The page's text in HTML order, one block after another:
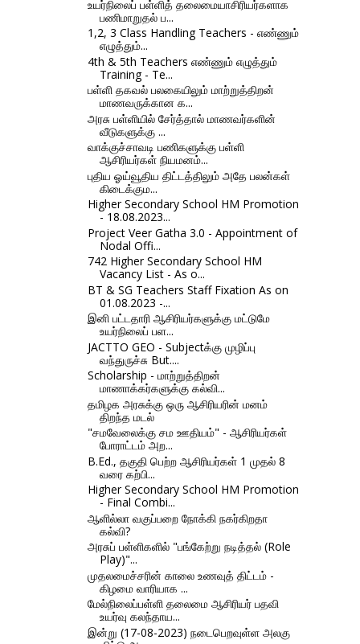
உயர்நிலைப் பள்ளித் தலைமையாசிரியர்களாக
பணிமாறுதல் ப...
1,2, 3 Class Handling Teachers - எண்ணும்
எழுத்தும்...
4th & 5th Teachers எண்ணும் எழுத்தும்
Training - Te...
பள்ளி தகவல் பலகையிலும் மாற்றுத்திறன்
மாணவருக்கான க...
அரசு பள்ளியில் சேர்த்தால் மாணவர்களின்
வீடுகளுக்கு ...
வாக்குச்சாவடி பணிகளுக்கு பள்ளி
ஆசிரியர்கள் நியமனம்...
புதிய ஓய்வூதிய திட்டத்திலும் அதே பலன்கள்
கிடைக்கும...
Higher Secondary School HM Promotion
- 18.08.2023...
Project Veer Gatha 3.0 - Appointment of
Nodal Offi...
742 Higher Secondary School HM
Vacancy List - As o...
BT & SG Teachers Staff Fixation As on
01.08.2023 -...
இனி பட்டதாரி ஆசிரியர்களுக்கு மட்டுமே
உயர்நிலைப் பள...
JACTTO GEO - Subjectக்கு முழிப்பு
வந்துருச்சு But....
Scholarship - மாற்றுத்திறன்
மாணாக்கர்களுக்கு கல்வி...
தமிழக அரசுக்கு ஒரு ஆசிரியரின் மனம்
திறந்த மடல்
"சமவேலைக்கு சம ஊதியம்" - ஆசிரியர்கள்
போராட்டம் அற...
B.Ed., தகுதி பெற்ற ஆசிரியர்கள் 1 முதல் 8
வரை கற்பி...
Higher Secondary School HM Promotion
- Final Combi...
ஆளில்லா வகுப்பறை நோக்கி நகர்கிறதா
கல்வி?
அரசுப் பள்ளிகளில் "பங்கேற்று நடித்தல் (Role
Play)"...
முதலமைச்சரின் காலை உணவுத் திட்டம் -
கிழமை வாரியாக ...
மேல்நிலைப்பள்ளி தலைமை ஆசிரியர் பதவி
உயர்வு கலந்தாய...
இன்று (17-08-2023) நடைபெறவுள்ள அலகு